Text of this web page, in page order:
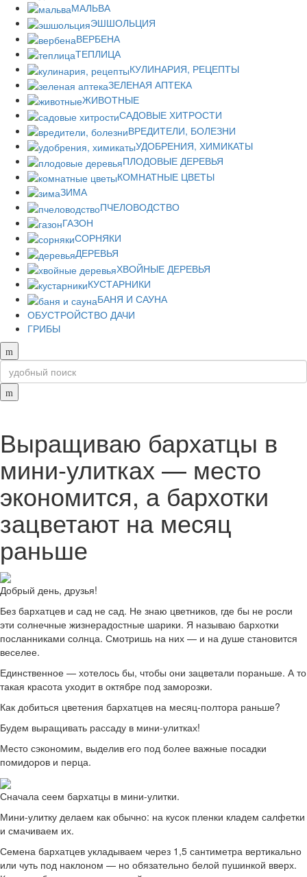
МАЛЬВА
ЭШШОЛЬЦИЯ
ВЕРБЕНА
ТЕПЛИЦА
КУЛИНАРИЯ, РЕЦЕПТЫ
ЗЕЛЕНАЯ АПТЕКА
ЖИВОТНЫЕ
САДОВЫЕ ХИТРОСТИ
ВРЕДИТЕЛИ, БОЛЕЗНИ
УДОБРЕНИЯ, ХИМИКАТЫ
ПЛОДОВЫЕ ДЕРЕВЬЯ
КОМНАТНЫЕ ЦВЕТЫ
ЗИМА
ПЧЕЛОВОДСТВО
ГАЗОН
СОРНЯКИ
ДЕРЕВЬЯ
ХВОЙНЫЕ ДЕРЕВЬЯ
КУСТАРНИКИ
БАНЯ И САУНА
ОБУСТРОЙСТВО ДАЧИ
ГРИБЫ
Выращиваю бархатцы в
мини-улитках — место
экономится, а бархотки
зацветают на месяц
раньше
Добрый день, друзья!
Без бархатцев и сад не сад. Не знаю цветников, где бы не росли
эти солнечные жизнерадостные шарики. Я называю бархотки
посланниками солнца. Смотришь на них — и на душе становится
веселее.
Единственное — хотелось бы, чтобы они зацветали пораньше. А то
такая красота уходит в октябре под заморозки.
Как добиться цветения бархатцев на месяц-полтора раньше?
Будем выращивать рассаду в мини-улитках!
Место сэкономим, выделив его под более важные посадки
помидоров и перца.
Сначала сеем бархатцы в мини-улитки.
Мини-улитку делаем как обычно: на кусок пленки кладем салфетки
и смачиваем их.
Семена бархатцев укладываем через 1,5 сантиметра вертикально
или чуть под наклоном — но обязательно белой пушинкой вверх.